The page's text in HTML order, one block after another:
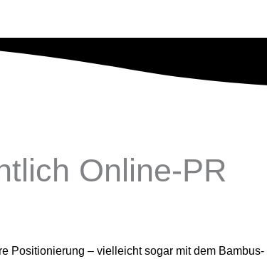
Online-PR
Positionierung – vielleicht sogar mit dem Bambus-